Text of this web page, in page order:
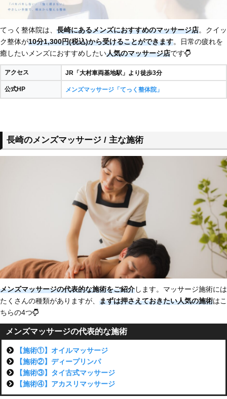
てっく整体院は、 長崎にあるメンズにおすすめのマッサージ店。クイッ
ク整体が10分1,300円(税込)から受けることができます。日常の疲れを
癒したいメンズにおすすめしたい人気のマッサージ店です
アクセス JR「大村車両基地駅」より徒歩3分
公式HP メンズマッサージ「てっく整体院」
長崎のメンズマッサージ / 主な施術
メンズマッサージの代表的な施術をご紹介します。マッサージ施術には
たくさんの種類がありますが、 まずは押さえておきたい人気の施術はこ
ちらの4つ
メンズマッサージの代表的な施術
【施術①】オイルマッサージ
【施術②】ディープリンパ
【施術③】タイ古式マッサージ
【施術④】アカスリマッサージ